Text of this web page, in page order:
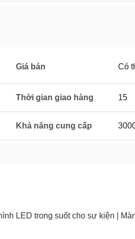
Giá bán Có
Thời gian giao hàng 15
Khả năng cung cấp
LED trong suốt cho sự kiện |